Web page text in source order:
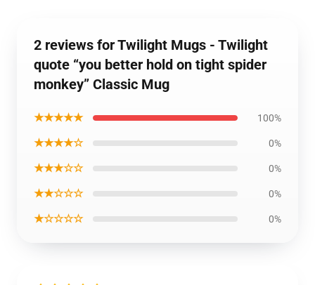
2 reviews for Twilight Mugs - Twilight
quote “you better hold on tight spider
monkey” Classic Mug
★★★★★ 100%
★★★★☆ 0%
★★★☆☆ 0%
★★☆☆☆ 0%
★☆☆☆☆ 0%